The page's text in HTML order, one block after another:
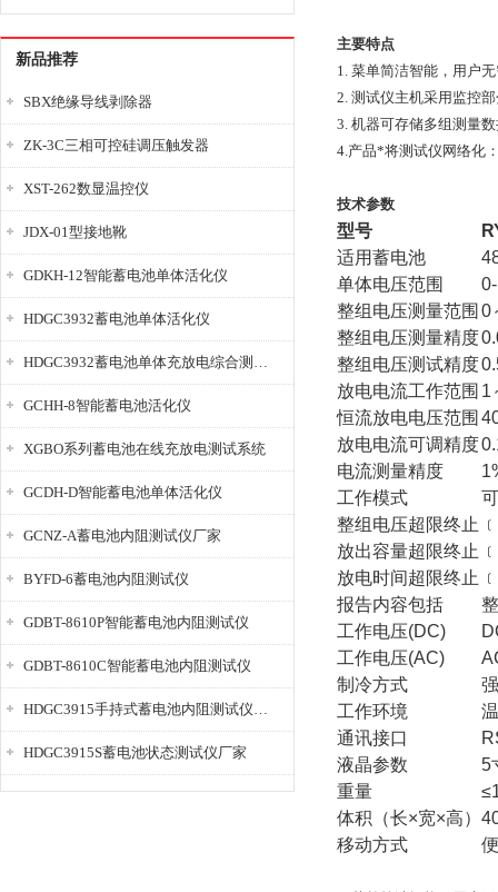
新品推荐
SBX绝缘导线剥除器
ZK-3C三相可控硅调压触发器
XST-262数显温控仪
JDX-01型接地靴
GDKH-12智能蓄电池单体活化仪
HDGC3932蓄电池单体活化仪
HDGC3932蓄电池单体充放电综合测试仪
GCHH-8智能蓄电池活化仪
XGBO系列蓄电池在线充放电测试系统
GCDH-D智能蓄电池单体活化仪
GCNZ-A蓄电池内阻测试仪厂家
BYFD-6蓄电池内阻测试仪
GDBT-8610P智能蓄电池内阻测试仪
GDBT-8610C智能蓄电池内阻测试仪
HDGC3915手持式蓄电池内阻测试仪厂家
HDGC3915S蓄电池状态测试仪厂家
主要特点
1. 菜单简洁智能，用户
2. 测试仪主机采用监控
3. 机器可存储多组测量
4.产品*将测试仪网络化
技术参数
型号
适用蓄电池
单体电压范围
整组电压测量范围 0
整组电压测量精度
整组电压测试精度
放电电流工作范围 1
恒流放电电压范围
放电电流可调精度
电流测量精度
工作模式
整组电压超限终止
放出容量超限终止
放电时间超限终止
报告内容包括
工作电压(DC)
工作电压(AC)
制冷方式
工作环境
通讯接口
液晶参数
5
重量
体积（长×宽×高）
移动方式